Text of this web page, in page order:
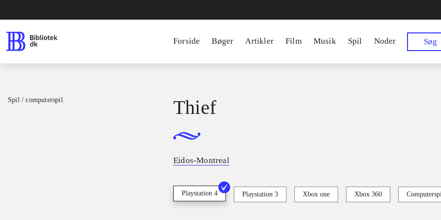
Forside Bøger Artikler Film Musik Spil Noder Søg
Spil / computerspil Thief
Eidos-Montreal
Playstation 4 Playstation 3 Xbox one Xbox 360